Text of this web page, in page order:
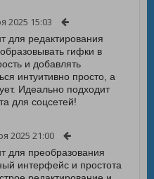
2025 15:03
для редактирования
гифки в
и добавлять
интуитивно просто, а
Идеально подходит
для соцсетей!
2025 21:00
для преобразования
интерфейс и простота